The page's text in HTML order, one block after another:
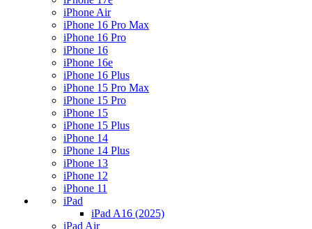
iPhone Air
iPhone 16 Pro Max
iPhone 16 Pro
iPhone 16
iPhone 16e
iPhone 16 Plus
iPhone 15 Pro Max
iPhone 15 Pro
iPhone 15
iPhone 15 Plus
iPhone 14
iPhone 14 Plus
iPhone 13
iPhone 12
iPhone 11
iPad
iPad A16 (2025)
iPad Air